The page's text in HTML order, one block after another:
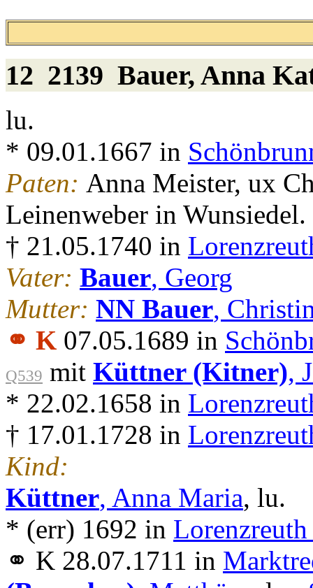
12 2139 Bauer, Anna
lu.
* 09.01.1667 in
Paten: Anna Meister, ux
Leinenweber in Wunsiedel.
† 21.05.1740 in
Vater: Bauer, Georg
Mutter: NN Bauer,
⚭ K 07.05.1689 in
Q539 mit Küttner (Kitner),
* 22.02.1658 in
† 17.01.1728 in
Kind:
Küttner, Anna Maria, lu.
* (err) 1692 in
⚭ K 28.07.1711 in